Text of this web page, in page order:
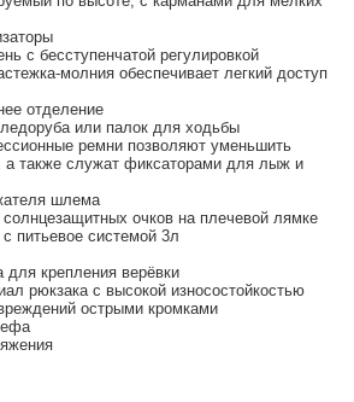
с бесступенчатой регулировкой
молния обеспечивает легкий доступ
отделение
или палок для ходьбы
ремни позволяют уменьшить
а также служат фиксаторами для лыж и
шлема
очков на плечевой лямке
питьевое системой 3л
для крепления верёвки
рюкзака с высокой износостойкостью
острыми кромками